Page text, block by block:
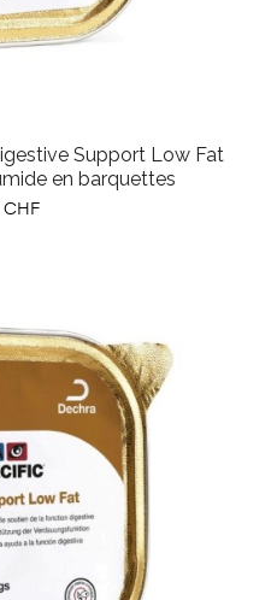
Support Low Fat
en barquettes
CHF